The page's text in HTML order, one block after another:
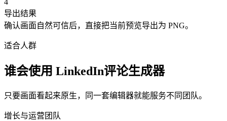
4
导出结果
确认画面自然可信后，直接把当前预览导出为 PNG。
适合人群
谁会使用 LinkedIn评论生成器
只要画面看起来原生，同一套编辑器就能服务不同团队。
增长与运营团队